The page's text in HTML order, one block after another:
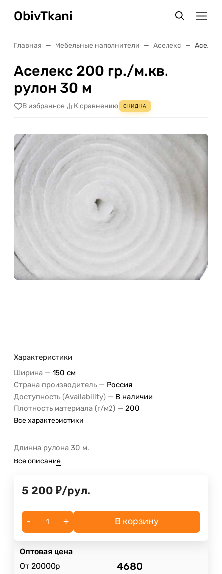
ObivTkani
Главная Мебельные наполнители Аселекс
Аселекс 200 гр./м.кв.
рулон 30 м
В избранное К сравнению СКИДКА
Характеристики
Ширина — 150 см
Страна производитель — Россия
Доступность (Availability) — В наличии
Плотность материала (г/м2) — 200
Все характеристики
Длинна рулона 30 м.
Все описание
5 200 ₽/рул.
- + В корзину
Оптовая цена
От 20000р
4680